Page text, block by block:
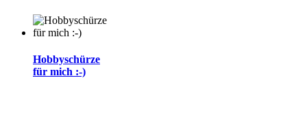
Hobbyschürze
für mich :-)